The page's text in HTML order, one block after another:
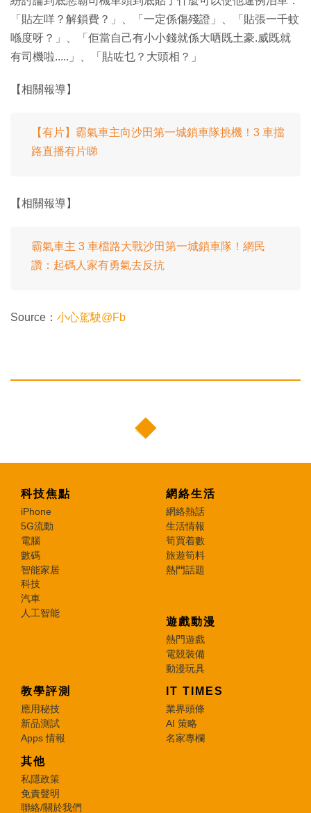
「貼左咩？解鎖費？」、「一定係傷殘證」、「貼張一千蚊
喺度呀？」、「佢當自己有小小錢就係大哂既土豪.威既就
有司機啦.....」、「貼咗乜？大頭相？」
【相關報導】
【有片】霸氣車主向沙田第一城鎖車隊挑機！3 車擋
路直播有片睇
【相關報導】
霸氣車主 3 車檔路大戰沙田第一城鎖車隊！網民
讚：起碼人家有勇氣去反抗
Source： 小心駕駛@Fb
科技焦點
iPhone
5G流動
電腦
數碼
智能家居
科技
汽車
人工智能
網絡生活
網絡熱話
生活情報
筍買着數
旅遊筍料
熱門話題
遊戲動漫
熱門遊戲
電競裝備
動漫玩具
教學評測
應用秘技
新品測試
Apps 情報
IT TIMES
業界頭條
AI 策略
名家專欄
其他
私隱政策
免責聲明
聯絡/關於我們